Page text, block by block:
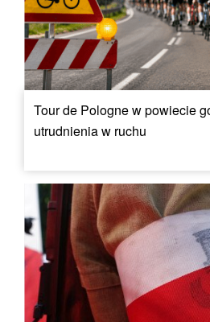
Tour de Pologne w powiecie
utrudnienia w ruchu